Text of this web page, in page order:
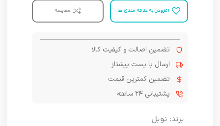
افزودن به علاقه مندی ها مقایسه
تضمین اصالت و کیفیت کالا
ارسال با پست پیشتاز
تضمین کمترین قیمت
پشتیبانی ۲۴ ساعته
برند: نوبل